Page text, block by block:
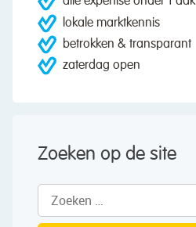
lokale marktkennis
betrokken & transparant
zaterdag open
Zoeken op de site
Zoeken
naar: